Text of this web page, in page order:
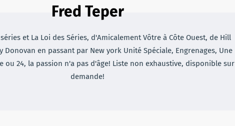
Fred Teper
et La Loi des Séries, d'Amicalement Vôtre à Côte Ouest, de Hill
Donovan en passant par New york Unité Spéciale, Engrenages, Une
ou 24, la passion n'a pas d'âge! Liste non exhaustive, disponible sur
demande!